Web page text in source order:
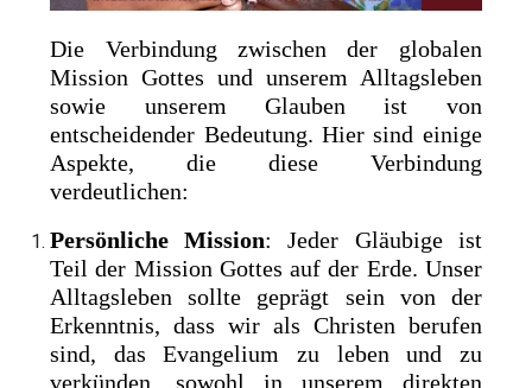
Die Verbindung zwischen der globalen
Mission Gottes und unserem Alltagsleben
sowie unserem Glauben ist von
entscheidender Bedeutung. Hier sind einige
Aspekte, die diese Verbindung
verdeutlichen:
Persönliche Mission: Jeder Gläubige ist
Teil der Mission Gottes auf der Erde. Unser
Alltagsleben sollte geprägt sein von der
Erkenntnis, dass wir als Christen berufen
sind, das Evangelium zu leben und zu
verkünden, sowohl in unserem direkten